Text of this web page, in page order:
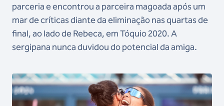
parceria e encontrou a parceira magoada após um
mar de críticas diante da eliminação nas quartas de
final, ao lado de Rebeca, em Tóquio 2020. A
sergipana nunca duvidou do potencial da amiga.